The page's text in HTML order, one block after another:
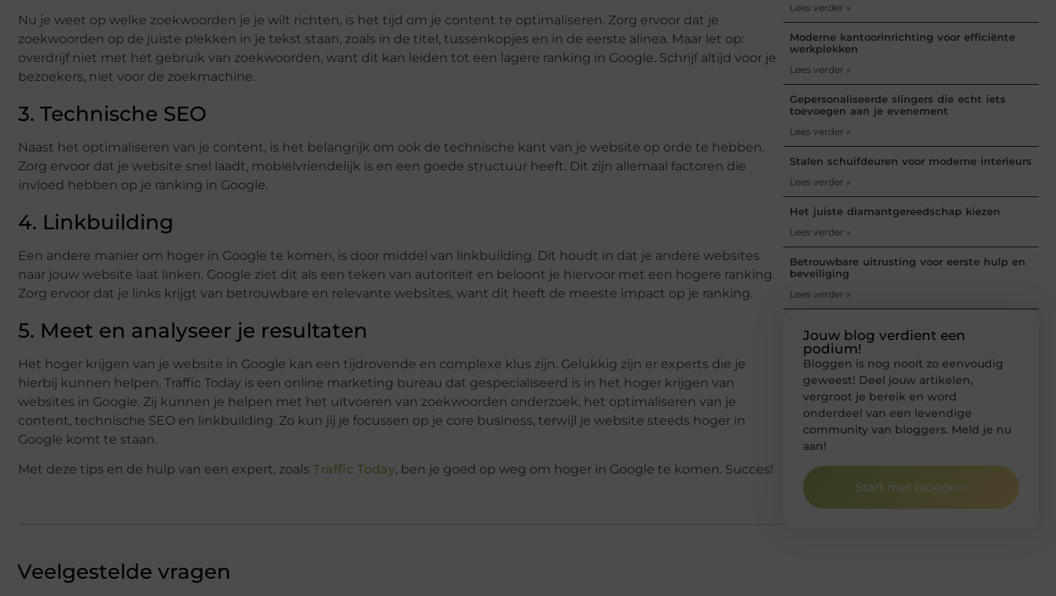
Nu je weet op welke zoekwoorden je je wilt richten, is het tijd om je content te optimaliseren. Zorg ervoor dat je
zoekwoorden op de juiste plekken in je tekst staan, zoals in de titel, tussenkopjes en in de eerste alinea. Maar let op:
overdrijf niet met het gebruik van zoekwoorden, want dit kan leiden tot een lagere ranking in Google. Schrijf altijd voor je
bezoekers, niet voor de zoekmachine.
3. Technische SEO
Naast het optimaliseren van je content, is het belangrijk om ook de technische kant van je website op orde te hebben.
Zorg ervoor dat je website snel laadt, mobielvriendelijk is en een goede structuur heeft. Dit zijn allemaal factoren die
invloed hebben op je ranking in Google.
4. Linkbuilding
Een andere manier om hoger in Google te komen, is door middel van linkbuilding. Dit houdt in dat je andere websites
naar jouw website laat linken. Google ziet dit als een teken van autoriteit en beloont je hiervoor met een hogere ranking.
Zorg ervoor dat je links krijgt van betrouwbare en relevante websites, want dit heeft de meeste impact op je ranking.
5. Meet en analyseer je resultaten
Het hoger krijgen van je website in Google kan een tijdrovende en complexe klus zijn. Gelukkig zijn er experts die je
hierbij kunnen helpen. Traffic Today is een online marketing bureau dat gespecialiseerd is in het hoger krijgen van
websites in Google. Zij kunnen je helpen met het uitvoeren van zoekwoorden onderzoek, het optimaliseren van je
content, technische SEO en linkbuilding. Zo kun jij je focussen op je core business, terwijl je website steeds hoger in
Google komt te staan.
Met deze tips en de hulp van een expert, zoals Traffic Today, ben je goed op weg om hoger in Google te komen. Succes!
Veelgestelde vragen
Lees verder »
Moderne kantoorinrichting voor efficiënte
werkplekken
Lees verder »
Gepersonaliseerde slingers die echt iets
toevoegen aan je evenement
Lees verder »
Stalen schuifdeuren voor moderne interieurs
Lees verder »
Het juiste diamantgereedschap kiezen
Lees verder »
Betrouwbare uitrusting voor eerste hulp en
beveiliging
Lees verder »
Jouw blog verdient een
podium!
Bloggen is nog nooit zo eenvoudig
geweest! Deel jouw artikelen,
vergroot je bereik en word
onderdeel van een levendige
community van bloggers. Meld je nu
aan!
Start met bloggen!